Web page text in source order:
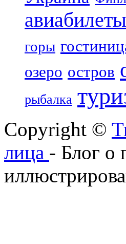
авиабилеты
горы
озеро остров
рыбалка
Copyright ©
лица - Блог о